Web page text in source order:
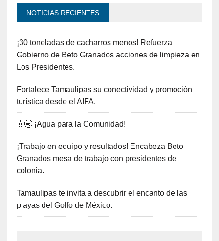
NOTICIAS RECIENTES
¡30 toneladas de cacharros menos! Refuerza
Gobierno de Beto Granados acciones de limpieza en
Los Presidentes.
Fortalece Tamaulipas su conectividad y promoción
turística desde el AIFA.
💧🚰 ¡Agua para la Comunidad!
¡Trabajo en equipo y resultados! Encabeza Beto
Granados mesa de trabajo con presidentes de
colonia.
Tamaulipas te invita a descubrir el encanto de las
playas del Golfo de México.